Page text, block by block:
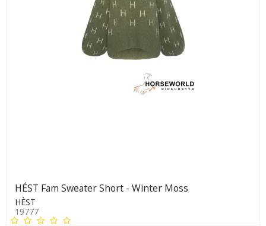
HÉST Fam Sweater Short - Winter Moss
HÈST
19777